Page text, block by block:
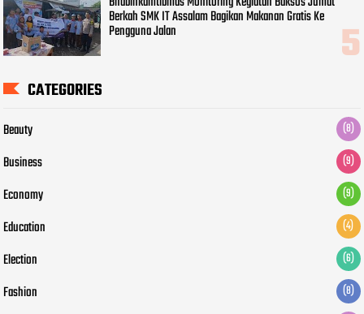
Berkah SMK IT Assalam Bagikan Makanan Gratis Ke
Pengguna Jalan
CATEGORIES
Beauty (8)
Business (9)
Economy (9)
Education (4)
Election (6)
Fashion (8)